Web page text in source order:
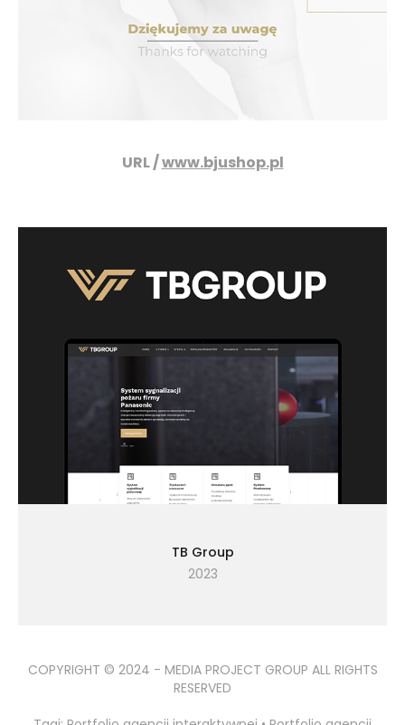
URL /www.bjushop.pl
TB Group
2023
COPYRIGHT © 2024 - MEDIA PROJECT GROUP ALL RIGHTS
RESERVED